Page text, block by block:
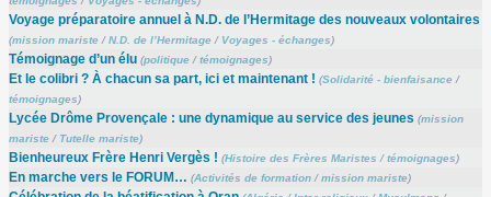
Voyage préparatoire annuel à N.D. de l’Hermitage des nouveaux volontaires
(mission mariste/N.D. de l’Hermitage/ Voyages - échanges)
Témoignage d’un élu (politique/témoignages)
Et le colibri ? À chacun sa part, ici et maintenant ! (Solidarité - bienfaisance/
témoignages)
Lycée Drôme Provençale : une dynamique au service des jeunes (mission
mariste/ Tutelle mariste)
Bienheureux Frère Henri Vergès ! (Histoire des Frères Maristes /témoignages)
En marche vers le FORUM… (Activités de formation/mission mariste)